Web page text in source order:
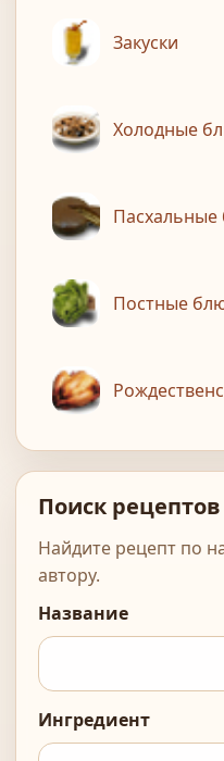
Закуски
Холодные
Пасхальные
Постные
Поиск рецептов
Найдите рецепт по
автору.
Название
Ингредиент